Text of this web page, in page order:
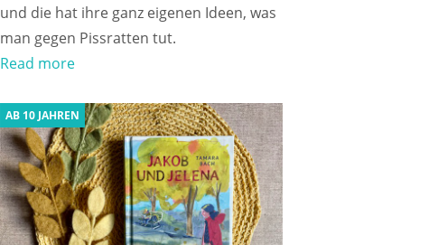
und die hat ihre ganz eigenen Ideen, was
man gegen Pissratten tut.
Read more
AB 10 JAHREN